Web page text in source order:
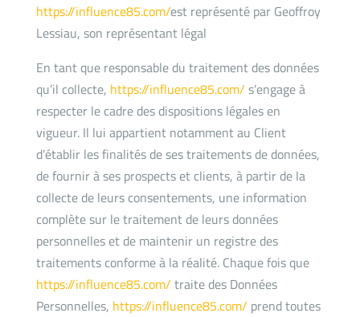
https://influence85.com/est représenté par Geoffroy
Lessiau, son représentant légal
En tant que responsable du traitement des données
qu’il collecte, https://influence85.com/ s’engage à
respecter le cadre des dispositions légales en
vigueur. Il lui appartient notamment au Client
d’établir les finalités de ses traitements de données,
de fournir à ses prospects et clients, à partir de la
collecte de leurs consentements, une information
complète sur le traitement de leurs données
personnelles et de maintenir un registre des
traitements conforme à la réalité. Chaque fois que
https://influence85.com/ traite des Données
Personnelles, https://influence85.com/ prend toutes